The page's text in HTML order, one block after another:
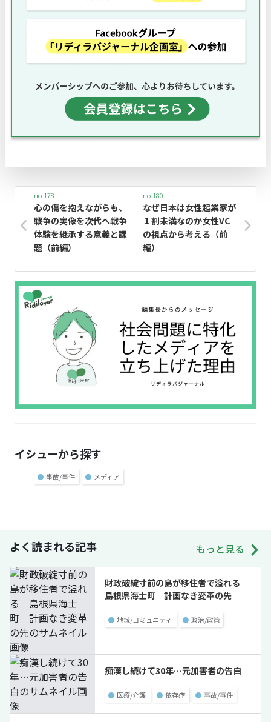
no.178
心の傷を抱えながらも、
戦争の実像を次代へ――戦争
体験を継承する意義と課
題（前編）
no.180
なぜ日本は女性起業家が
１割未満なのか――女性VC
の視点から考える（前
編）
イシューから探す
● 事故/事件 ● メディア
よく読まれる記事 もっと見る
財政破綻寸前の島が移住者で溢れる
島根県海士町 計画なき変革の先
● 地域/コミュニティ ● 政治/政策
痴漢し続けて30年…元加害者の告白
● 医療/介護 ● 依存症 ● 事故/事件